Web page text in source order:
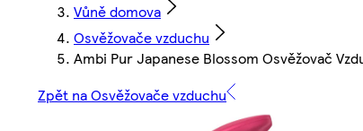
Vůně domova
Osvěžovače vzduchu
Ambi Pur Japanese Blossom Osvěžovač
Zpět na Osvěžovače vzduchu